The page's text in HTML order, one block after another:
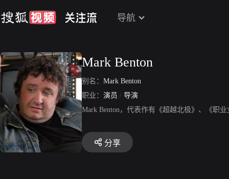
导航
Mark Benton
别名： Mark Benton
职业： 演员 / 导演
Mark Benton，代表作有《超越北极》、《职
分享